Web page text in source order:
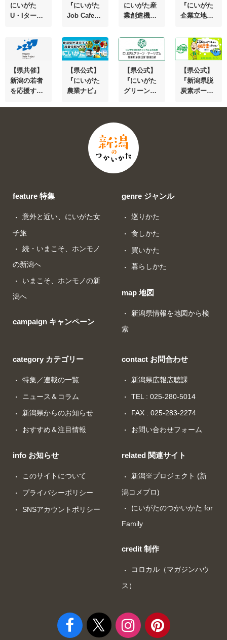
にいがた
U・Iターン
暮らし』
『にいがた
Job Cafe企
ビ』あなた
にぴったり
の企業が見
つかる！
にいがた産
業創造機構
で挑戦する
企業・起業
家をサポー
トします
『にいがた
企業立地ガ
外企業向け
の立地情報
【県共催】
新潟の若者
を応援する
【県公式】
『にいがた
農業ナビ』
【県公式】
『にいがた
グリーン・
どの情報満
載
【県公式】
『新潟県脱
炭素ポータ
feature 特集
意外と近い、にいがた女
子旅
続・いまこそ、ホンモノ
の新潟へ
いまこそ、ホンモノの新
潟へ
campaign キャンペーン
genre ジャンル
巡りかた
食しかた
買いかた
暮らしかた
map 地図
新潟県情報を地図から検
索
category カテゴリー
特集／連載の一覧
ニュース＆コラム
新潟県からのお知らせ
おすすめ＆注目情報
info お知らせ
このサイトについて
プライバシーポリシー
SNSアカウントポリシー
contact お問合わせ
新潟県広報広聴課
TEL : 025-280-5014
FAX : 025-283-2274
お問い合わせフォーム
related 関連サイト
新潟※プロジェクト (新
潟コメプロ)
にいがたのつかいかた for
Family
credit 制作
コロカル（マガジンハウ
ス）